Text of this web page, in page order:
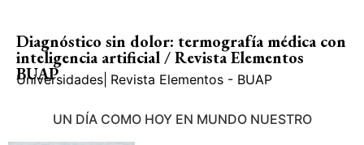
Diagnóstico sin dolor: termografía médica con
inteligencia artificial / Revista Elementos
BUAP
Universidades Revista Elementos - BUAP
UN DÍA COMO HOY EN MUNDO NUESTRO